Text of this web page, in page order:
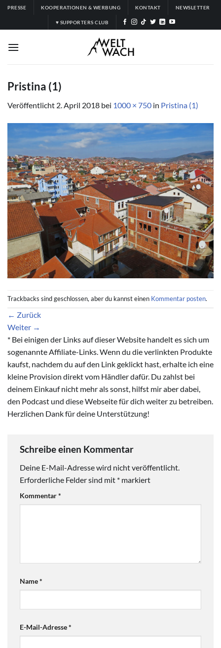
Zum
springen
PRESSE KOOPERATIONEN & WERBUNG KONTAKT NEWSLETTER
♥ SUPPORTERS CLUB
Pristina (1)
Veröffentlicht 2. April 2018 bei 1000 × 750 in Pristina (1)
Trackbacks sind geschlossen, aber du kannst einen Kommentar posten.
← Zurück
Weiter →
* Bei einigen der Links auf dieser Website handelt es sich um
sogenannte Affiliate-Links. Wenn du die verlinkten Produkte
kaufst, nachdem du auf den Link geklickt hast, erhalte ich eine
kleine Provision direkt vom Händler dafür. Du zahlst bei
deinem Einkauf nicht mehr als sonst, hilfst mir aber dabei,
den Podcast und diese Webseite für dich weiter zu betreiben.
Herzlichen Dank für deine Unterstützung!
Schreibe einen Kommentar
Deine E-Mail-Adresse wird nicht veröffentlicht.
Erforderliche Felder sind mit * markiert
Kommentar*
Name*
E-Mail-Adresse*